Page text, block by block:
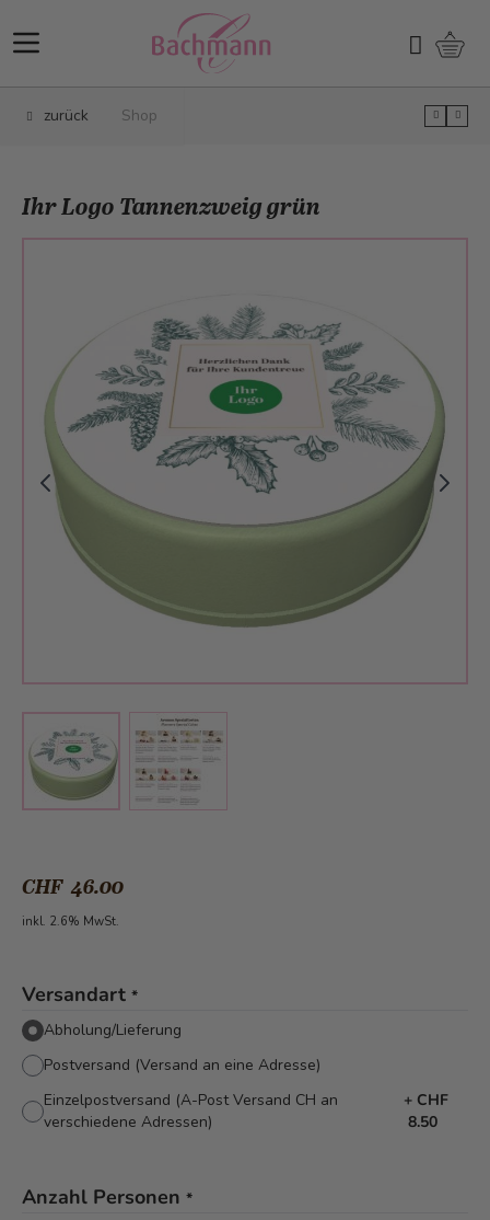
Suchen
zurück Shop
Ihr Logo Tannenzweig grün
View larger imageView larger image
CHF 46.00
inkl. 2.6% MwSt.
Versandart *
Abholung/Lieferung
Postversand (Versand an eine Adresse)
Einzelpostversand (A-Post Versand CH an
verschiedene Adressen)
+ CHF
8.50
Anzahl Personen *